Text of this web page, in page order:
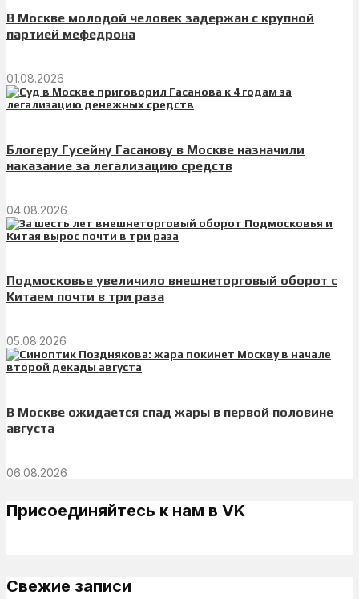
В Москве молодой человек задержан с крупной
партией мефедрона
01.08.2026
Блогеру Гусейну Гасанову в Москве назначили
наказание за легализацию средств
04.08.2026
Подмосковье увеличило внешнеторговый оборот с
Китаем почти в три раза
05.08.2026
В Москве ожидается спад жары в первой половине
августа
06.08.2026
Присоединяйтесь к нам в VK
Свежие записи